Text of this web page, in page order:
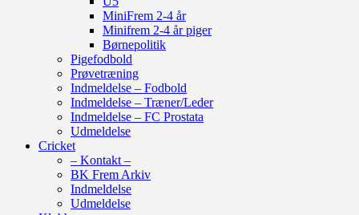
MiniFrem 2-4 år
Minifrem 2-4 år piger
Børnepolitik
Pigefodbold
Prøvetræning
Indmeldelse – Fodbold
Indmeldelse – Træner/Leder
Indmeldelse – FC Prostata
Udmeldelse
Cricket
– Kontakt –
BK Frem Arkiv
Indmeldelse
Udmeldelse